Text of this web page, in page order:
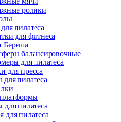
ролики
пилатеса
для фитнеса
Береша
балансировочные
для пилатеса
для пресса
для пилатеса
для пилатеса
для пилатеса